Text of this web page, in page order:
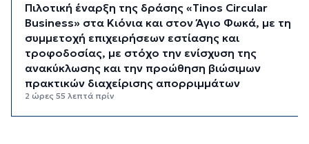
Πιλοτική έναρξη της δράσης «Tinos Circular
Business» στα Κιόνια και στον Άγιο Φωκά, με τη
συμμετοχή επιχειρήσεων εστίασης και
τροφοδοσίας, με στόχο την ενίσχυση της
ανακύκλωσης και την προώθηση βιώσιμων
πρακτικών διαχείρισης απορριμμάτων
2 ώρες 55 λεπτά πρίν